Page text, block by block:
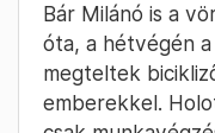
Bár Milánó is a
óta, a hétvégén
megteltek
emberekkel.